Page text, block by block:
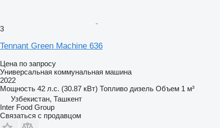
3
Tennant Green Machine 636
Цена по запросу
Универсальная коммунальная машина
2022
Мощность 42 л.с. (30.87 кВт) Топливо дизель Объем 1 м³
Узбекистан, Ташкент
Inter Food Group
Связаться с продавцом